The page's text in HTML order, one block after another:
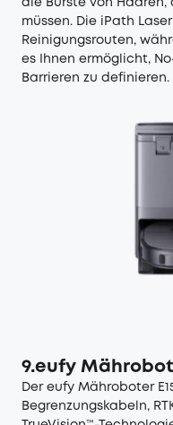
die Bürste von Haaren,
müssen. Die iPath
Reinigungsrouten,
es Ihnen ermöglicht,
Barrieren zu definieren.
9.eufy
Der eufy Mähroboter
Begrenzungskabeln,